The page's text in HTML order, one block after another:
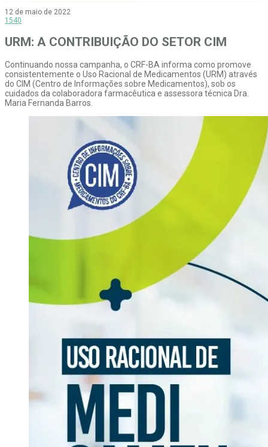
12 de maio de 2022
1540
URM: A CONTRIBUIÇÃO DO SETOR CIM
Continuando nossa campanha, o CRF-BA informa como promove
consistentemente o Uso Racional de Medicamentos (URM) através
do CIM (Centro de Informações sobre Medicamentos), sob os
cuidados da colaboradora farmacêutica e assessora técnica Dra.
Maria Fernanda Barros.